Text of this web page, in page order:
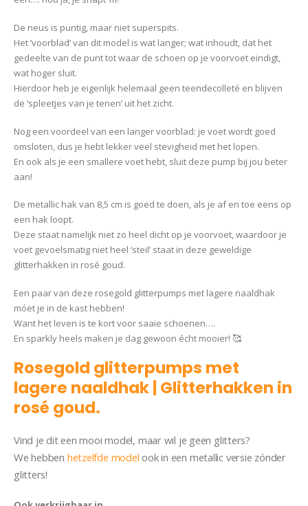
De neus is puntig, maar niet superspits.
Het ‘voorblad’ van dit model is wat langer; wat inhoudt, dat het
gedeelte van de punt tot waar de schoen op je voorvoet eindigt,
wat hoger sluit.
Hierdoor heb je eigenlijk helemaal geen teendecolleté en blijven
de ‘spleetjes van je tenen’ uit het zicht.
Nog een voordeel van een langer voorblad: je voet wordt goed
omsloten, dus je hebt lekker veel stevigheid met het lopen.
En ook als je een smallere voet hebt, sluit deze pump bij jou beter
aan!
De metallic hak van 8,5 cm is goed te doen, als je af en toe eens op
een hak loopt.
Deze staat namelijk niet zo heel dicht op je voorvoet, waardoor je
voet gevoelsmatig niet heel ‘steil’ staat in deze geweldige
glitterhakken in rosé goud.
Een paar van deze rosegold glitterpumps met lagere naaldhak
móet je in de kast hebben!
Want het leven is te kort voor saaie schoenen….
En sparkly heels maken je dag gewoon écht mooier! 🥰
Rosegold glitterpumps met
lagere naaldhak | Glitterhakken in
rosé goud.
Vind je dit een mooi model, maar wil je geen glitters?
We hebben hetzelfde model ook in een metallic versie zónder
glitters!